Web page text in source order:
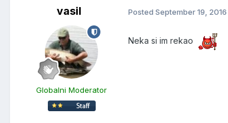
vasil
Globalni Moderator
Posted September 19, 2016
Neka si im rekao